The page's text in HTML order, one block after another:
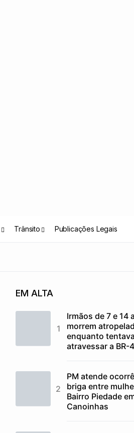
Trânsito Publicações Legais
EM ALTA
Irmãos de 7 e 14
morrem
enquanto
atravessar a BR-
PM atende
briga entre
Bairro Piedade
Canoinhas